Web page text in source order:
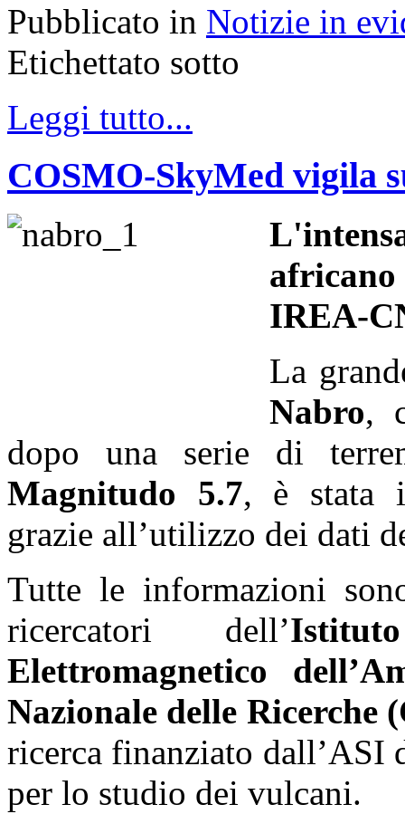
Pubblicato in Notizie in
Etichettato sotto
Leggi tutto...
COSMO-SkyMed vigila
IREA-
La
Nabro,
dopo una serie di
Magnitudo 5.7, è stata
grazie all’utilizzo dei dati
Tutte le informazioni
ricercatori dell’
Elettromagnetico
Nazionale delle Ricerche
ricerca finanziato
per lo studio dei vulcani.